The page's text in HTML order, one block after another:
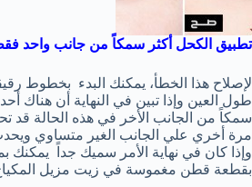
تطبيق الكحل أكثر سمكاً من جانب واحد
لإصلاح هذا الخطأ، يمكنك البدء بخطوط
طول العين وإذا تبين في النهاية أن هناك أحد
سمكاً من الجانب الأخر في هذه الحالة قد
مرة أخري علي الجانب الغير متساوي
وإذا كان في نهاية الأمر سميك جداً يمكنك
بقطعة قطن مغموسة في زيت مزيل